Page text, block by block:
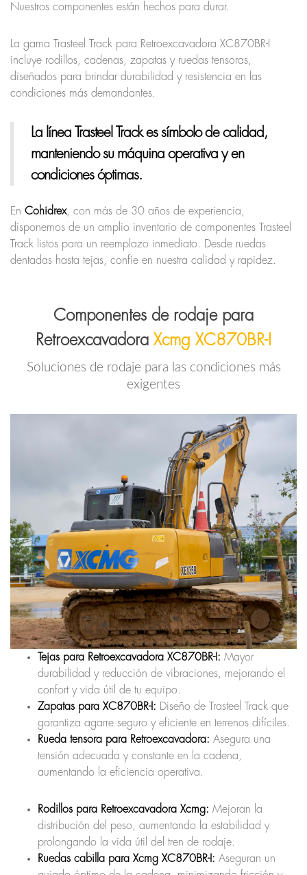
Nuestros componentes están hechos para durar.
La gama Trasteel Track para Retroexcavadora XC870BR-I
incluye rodillos, cadenas, zapatas y ruedas tensoras,
diseñados para brindar durabilidad y resistencia en las
condiciones más demandantes.
La línea Trasteel Trackes símbolo de calidad,
manteniendo su máquina operativa y en
condiciones óptimas.
En Cohidrex, con más de 30 años de experiencia,
disponemos de un amplio inventario de componentes Trasteel
Track listos para un reemplazo inmediato. Desde ruedas
dentadas hasta tejas, confíe en nuestra calidad y rapidez.
Componentes de rodaje para
Retroexcavadora Xcmg XC870BR-I
Soluciones de rodaje para las condiciones más
exigentes
Tejas para Retroexcavadora XC870BR-I: Mayor
durabilidad y reducción de vibraciones, mejorando el
confort y vida útil de tu equipo.
Zapatas para XC870BR-I: Diseño de Trasteel Track que
garantiza agarre seguro y eficiente en terrenos difíciles.
Rueda tensora para Retroexcavadora: Asegura una
tensión adecuada y constante en la cadena,
aumentando la eficiencia operativa.
Rodillos para Retroexcavadora Xcmg: Mejoran la
distribución del peso, aumentando la estabilidad y
prolongando la vida útil del tren de rodaje.
Ruedas cabilla para Xcmg XC870BR-I: Aseguran un